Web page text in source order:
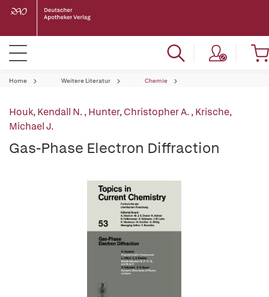
Home Weitere Literatur Chemie
Houk, Kendall N.,Hunter, Christopher A.,Krische,
Michael J.
Gas-Phase Electron Diffraction